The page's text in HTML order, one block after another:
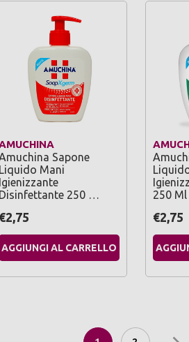
Sapone
Liquido Mani
Igienizzante
Disinfettante 250 …
€2,75
AGGIUNGI AL CARRELLO
250 Ml
€2,75